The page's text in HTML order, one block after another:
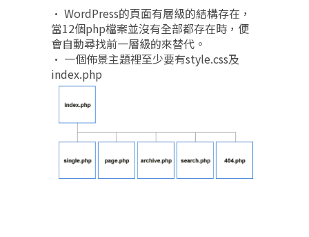
• WordPress的頁面有層級的結構存在，
當12個php檔案並沒有全部都存在時，便
會自動尋找前一層級的來替代。
• 一個佈景主題裡至少要有style.css及
index.php